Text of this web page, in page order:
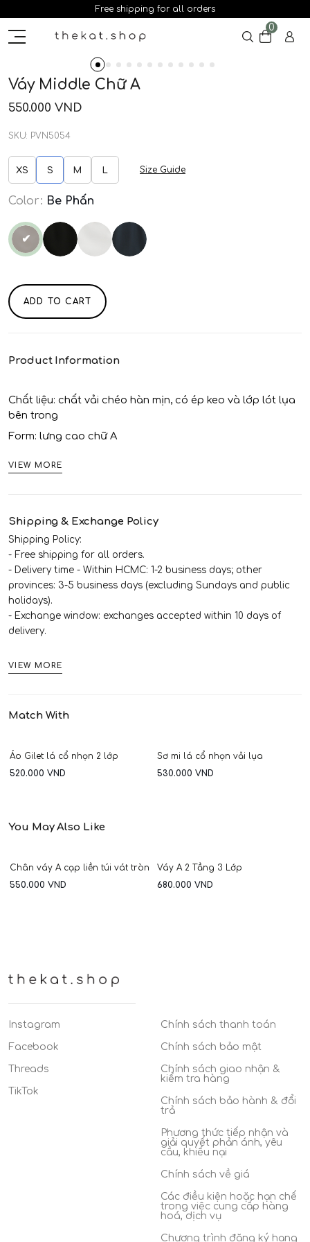
Free shipping for all orders
0
Váy Middle Chữ A
550.000 VND
SKU: PVN5054
XS S M L Size Guide
Color: Be Phấn
✔
ADD TO CART
Product Information
Chất liệu: chất vải chéo hàn mịn, có ép keo và lớp lót lụa
bên trong
Form: lưng cao chữ A
VIEW MORE
Shipping & Exchange Policy
Shipping Policy:
- Free shipping for all orders.
- Delivery time - Within HCMC: 1-2 business days; other
provinces: 3-5 business days (excluding Sundays and public
holidays).
- Exchange window: exchanges accepted within 10 days of
delivery.
VIEW MORE
Match With
Áo Gilet lá cổ nhọn 2 lớp
520.000 VND
Sơ mi lá cổ nhọn vải lụa
530.000 VND
You May Also Like
Chân váy A cạp liền túi vát tròn
550.000 VND
Váy A 2 Tầng 3 Lớp
680.000 VND
Instagram
Facebook
Threads
TikTok
Chính sách thanh toán
Chính sách bảo mật
Chính sách giao nhận &
kiểm tra hàng
Chính sách bảo hành & đổi
trả
Phương thức tiếp nhận và
giải quyết phản ánh, yêu
cầu, khiếu nại
Chính sách về giá
Các điều kiện hoặc hạn chế
trong việc cung cấp hàng
hoá, dịch vụ
Chương trình đăng ký hạng